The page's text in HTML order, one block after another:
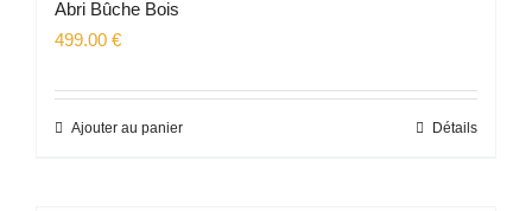
Abri Bûche Bois
499.00 €
Ajouter au panier Détails